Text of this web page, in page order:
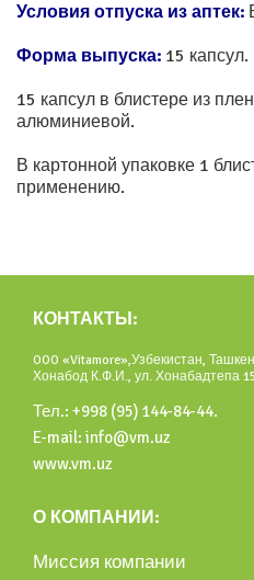
Условия отпуска из аптек:
Форма выпуска: 15 капсул.
15 капсул в блистере из
алюминиевой.
В картонной упаковке 1
применению.
КОНТАКТЫ:
OOO «Vitamore»,Узбекистан,
Хонабод К.Ф.И., ул. Хонабадтепа
Тел.: +998 (95) 144-84-44.
E-mail: info@vm.uz
www.vm.uz
О КОМПАНИИ:
Миссия компании